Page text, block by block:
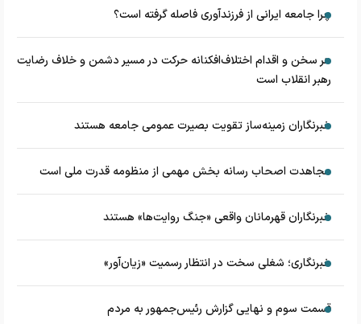
چرا جامعه ایرانی از فرزندآوری فاصله گرفته است؟
هر سخن و اقدام اختلاف‌افکنانه حرکت در مسیر دشمن و خلاف رضایت
رهبر انقلاب است
خبرنگاران زمینه‌ساز تقویت بصیرت عمومی جامعه هستند
مجاهدت اصحاب رسانه بخش مهمی از منظومه قدرت ملی است
خبرنگاران قهرمانان واقعی «جنگ روایت‌ها» هستند
خبرنگاری؛ شغلی سخت در انتظار رسمیت «زیان‌آور»
قسمت سوم و نهایی گزارش رئیس‌جمهور به مردم